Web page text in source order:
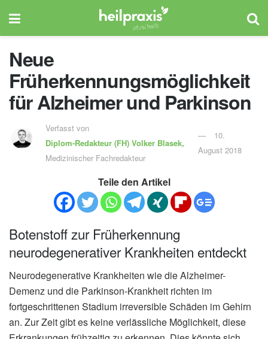
Neue
Früherkennungsmöglichkeit
für Alzheimer und Parkinson
Verfasst von
Diplom-Redakteur (FH)Volker Blasek,
Medizinischer Fachredakteur
10.
August 2018
Teile den Artikel
Botenstoff zur Früherkennung
neurodegenerativer Krankheiten entdeckt
Neurodegenerative Krankheiten wie die Alzheimer-
Demenz und die Parkinson-Krankheit richten im
fortgeschrittenen Stadium irreversible Schäden im Gehirn
an. Zur Zeit gibt es keine verlässliche Möglichkeit, diese